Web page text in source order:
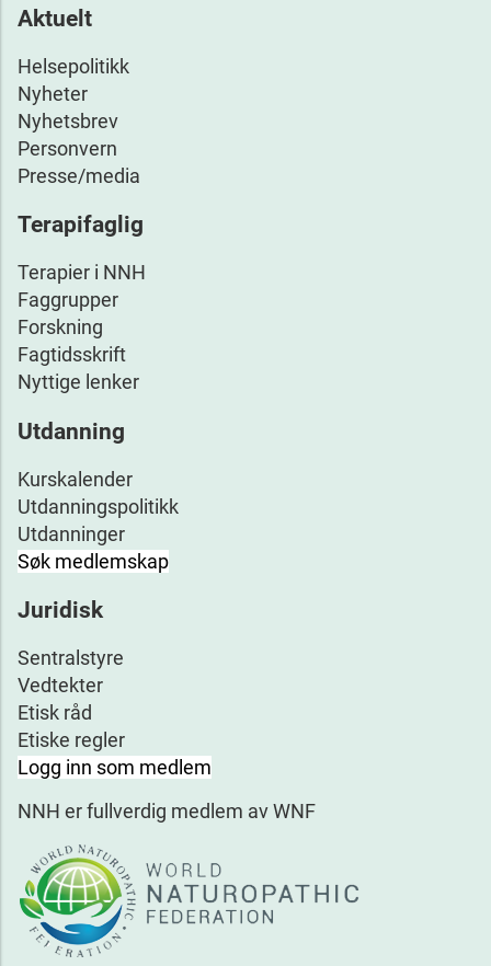
Aktuelt
Helsepolitikk
Nyheter
Nyhetsbrev
Personvern
Presse/media
Terapifaglig
Terapier i NNH
Faggrupper
Forskning
Fagtidsskrift
Nyttige lenker
Utdanning
Kurskalender
Utdanningspolitikk
Utdanninger
Søk medlemskap
Juridisk
Sentralstyre
Vedtekter
Etisk råd
Etiske regler
Logg inn som medlem
NNH er fullverdig medlem av WNF